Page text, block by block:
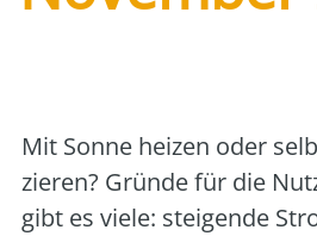
Mit Son­ne hei­zen oder
zie­ren? Grün­de für die
gibt es vie­le: stei­gen­de